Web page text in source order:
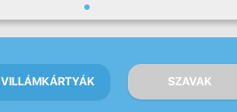
VILLÁMKÁRTYÁK SZAVAK